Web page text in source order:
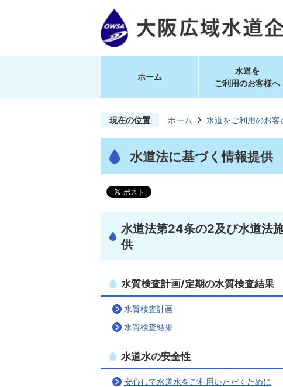
ホーム
水道を
ご利用のお客様へ
現在の位置 ホーム 水道をご利用のお客
水道法に基づく情報提供
水道法第24条の2及び水道法
供
水質検査計画/定期の水質検査結果
水質検査計画
水質検査結果
水道水の安全性
安心して水道水をご利用いただくために